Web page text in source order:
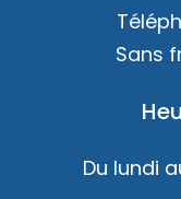
Sans
Du lundi